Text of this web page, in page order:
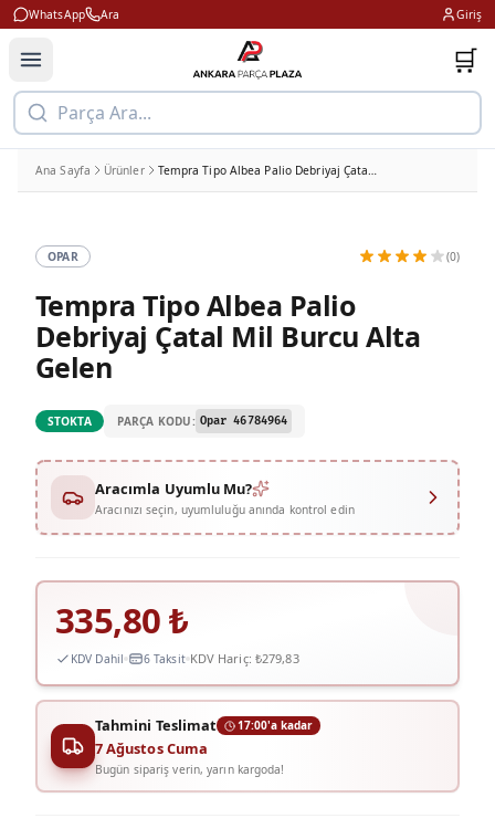
WhatsApp Ara Giriş
🛒
Parça Ara...
Ana Sayfa Ürünler Tempra Tipo Albea Palio Debriyaj Çatal Mil Burcu Alta Gelen
OPAR (0)
Tempra Tipo Albea Palio
Debriyaj Çatal Mil Burcu Alta
Gelen
STOKTA PARÇA KODU: Opar 46784964
Aracımla Uyumlu Mu?
Aracınızı seçin, uyumluluğu anında kontrol edin
335,80₺
KDV Dahil 6 Taksit KDV Hariç: ₺279,83
Tahmini Teslimat 17:00'a kadar
7 Ağustos Cuma
Bugün sipariş verin, yarın kargoda!